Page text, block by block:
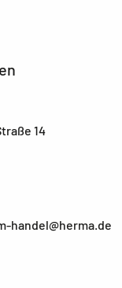
14
handel@herma.de